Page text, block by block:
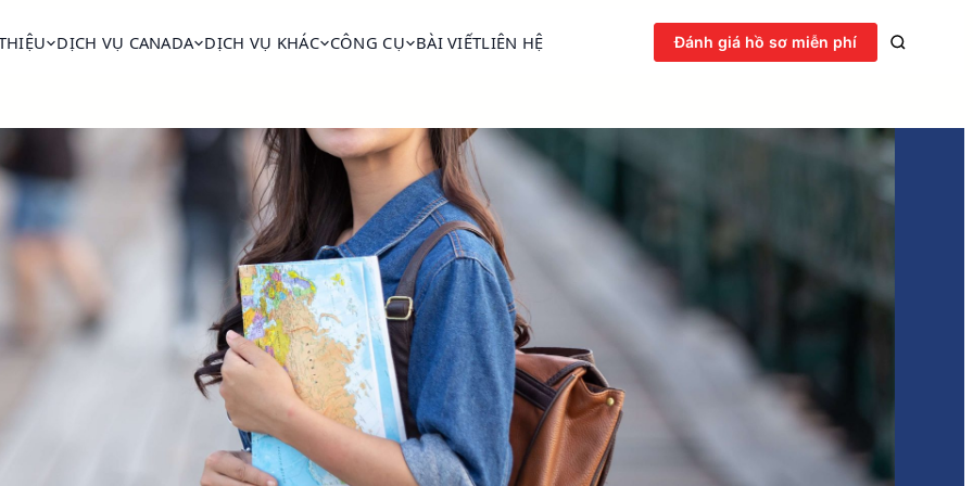
DỊCH VỤ CANADA DỊCH VỤ KHÁC CÔNG CỤ BÀI VIẾTLIÊN HỆ Đánh giá hồ sơ miễn phí
giáo dục số 1 thế giới, cơ hội định cư
đa dạng, visa F-1 linh hoạt và cơ hội làm việc OPT sau tốt nghiệp. iCanPR đồng hành cùng bạn